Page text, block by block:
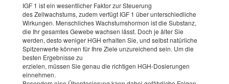
IGF 1 ist ein wesentlicher Faktor zur Steuerung
des Zellwachstums, zudem verfügt IGF 1 über unterschiedliche
Wirkungen. Menschliches Wachstumshormon ist die Substanz,
die Ihr gesamtes Gewebe wachsen lässt. Doch je älter Sie
werden, desto weniger HGH erhalten Sie, und selbst natürliche
Spitzenwerte können für Ihre Ziele unzureichend sein. Um die
besten Ergebnisse zu
erzielen, müssen Sie genau die richtigen HGH-Dosierungen
einnehmen.